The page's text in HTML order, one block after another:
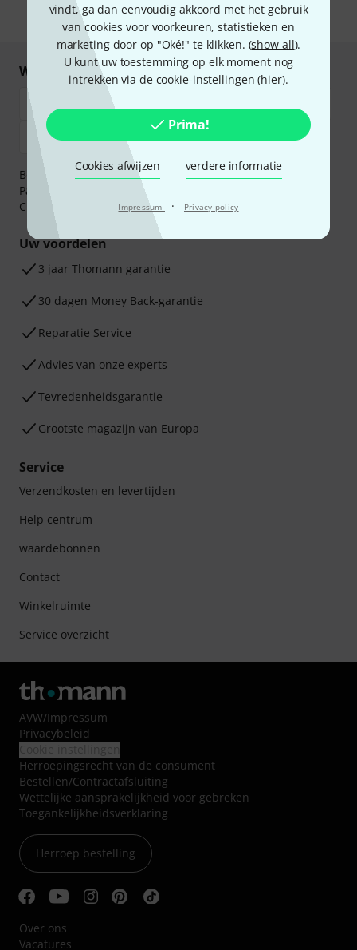
vindt, ga dan eenvoudig akkoord met het gebruik
van cookies voor voorkeuren, statistieken en
marketing door op "Oké!" te klikken. (show all).
U kunt uw toestemming op elk moment nog
intrekken via de cookie-instellingen (hier).
Prima!
Cookies afwijzen verdere informatie
Impressum · Privacy policy
* Benodigd
Winkel en betaal veilig
Betaalt u veilig en vertrouwd met Bankoverschrijving,
PayPal, iDEAL,
Klarna Betaal Nu
Creditcard.
Uw voordelen
3 jaar Thomann garantie
30 dagen Money Back-garantie
Reparatie Service
Advies van onze experts
Tevredenheidsgarantie
Grootste magazijn van Europa
Service
Verzendkosten en levertijden
Help centrum
waardebonnen
Contact
Winkelruimte
Service overzicht
AVW/Impressum
Privacybeleid
Herroepingsrecht van de consument
Bestellen/Contractafsluiting
Wettelijke aansprakelijkheid voor gebreken
Toegankelijkheidsverklaring
Herroep bestelling
Over ons
Vacatures